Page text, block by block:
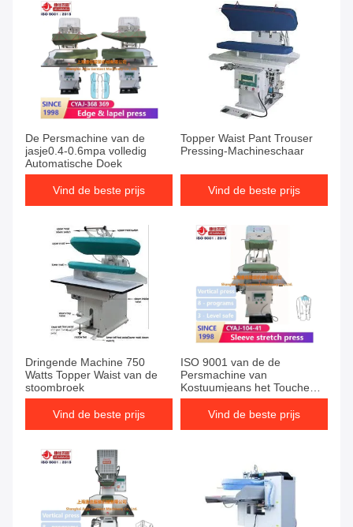
De Persmachine van de
jasje0.4-0.6mpa volledig
Automatische Doek
Vind de beste prijs
Topper Waist Pant Trouser
Pressing-Machineschaar
Vind de beste prijs
Dringende Machine 750
Watts Topper Waist van de
stoombroek
Vind de beste prijs
ISO 9001 van de de
Persmachine van
Kostuumjeans het Touche
screenplc Dubbele Revers
Vind de beste prijs